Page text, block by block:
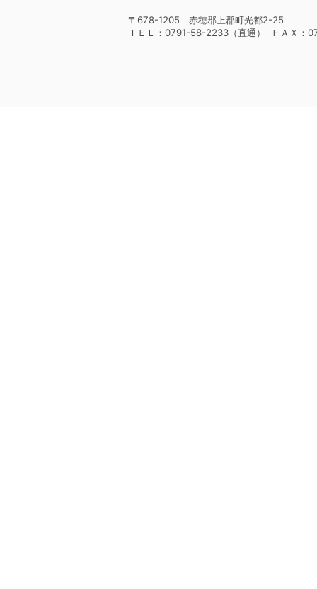
〒678-1205 赤穂郡上郡町光都2-25
ＴＥＬ：0791-58-2233（直通） ＦＡＸ：